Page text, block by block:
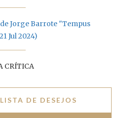
Jorge Barrote "Tempus
Jul 2024)
CRÍTICA
DE DESEJOS